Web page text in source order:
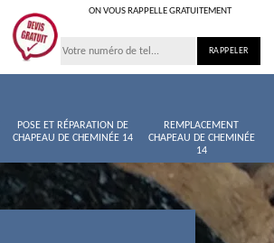
ON VOUS RAPPELLE GRATUITEMENT
POSE ET RÉPARATION DE
CHAPEAU DE CHEMINÉE 14
REMPLACEMENT
CHAPEAU DE CHEMINÉE
14